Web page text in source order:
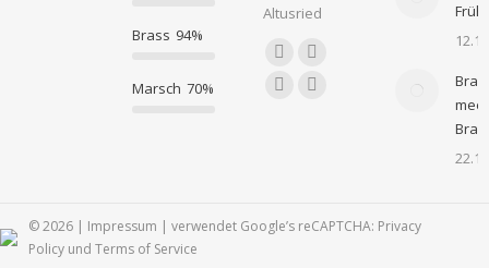
Brass 94%
Marsch 70%
Altusried
Finden Sie uns auf:
pagepage
© 2026 | Impressum | verwendet Google’s reCAPTCHA: Privacy
Policy und Terms of Service